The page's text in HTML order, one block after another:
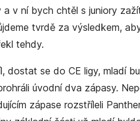
v ní bych chtěl s juniory
tvrdě za výsledkem,
tehdy.
dostat se do CE ligy, mladí
úvodní dva zápasy.
zápase rozstříleli